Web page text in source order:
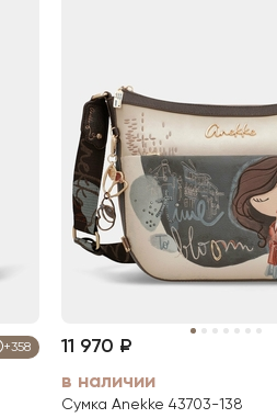
+358
11 970 ₽
в наличии
Сумка Anekke 43703-138